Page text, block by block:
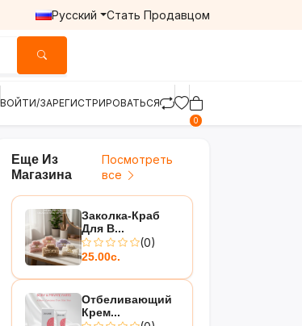
Русский Стать Продавцом
ВОЙТИ/ЗАРЕГИСТРИРОВАТЬСЯ
0
Еще Из
Магазина
Посмотреть
все
Заколка-Краб
Для В...
(0)
25.00с.
Отбеливающий
Крем...